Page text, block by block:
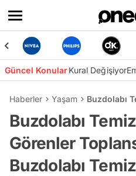
Güncel KonularKural Değişiyor
Haberler Yaşam Buzdolabı
Buzdolabı
Görenler
Buzdolabı